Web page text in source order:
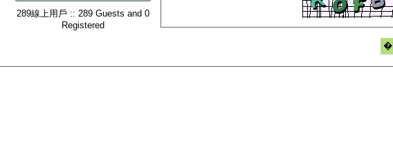
289線上用戶 :: 289 Guests and 0
Registered